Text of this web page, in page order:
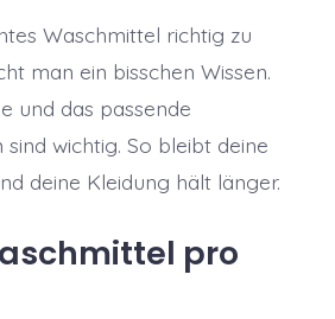
Waschmittel richtig zu
man ein bisschen Wissen.
und das passende
wichtig. So bleibt deine
deine Kleidung hält länger.
pro